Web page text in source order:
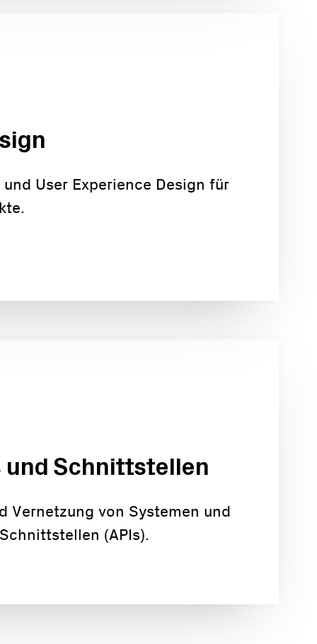
User Experience Design für
und Schnittstellen
Vernetzung von Systemen und
(APIs).